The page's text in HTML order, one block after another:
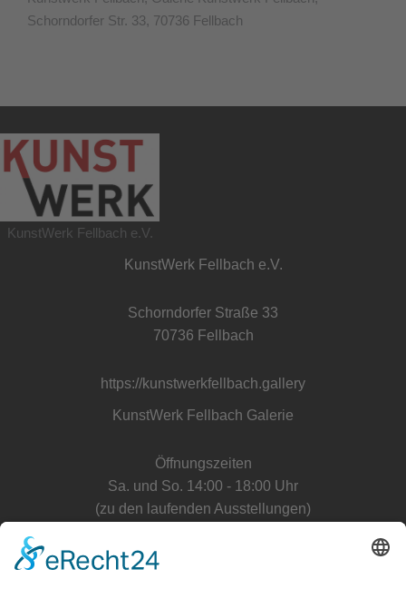
Schorndorfer Str. 33, 70736 Fellbach
KunstWerk Fellbach e.V.
KunstWerk Fellbach e.V.
Schorndorfer Straße 33
70736 Fellbach
https://kunstwerkfellbach.gallery
KunstWerk Fellbach Galerie
Öffnungszeiten
Sa. und So. 14:00 - 18:00 Uhr
(zu den laufenden Ausstellungen)
Anfahrt Galerie